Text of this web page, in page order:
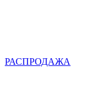
РАСПРОДАЖА